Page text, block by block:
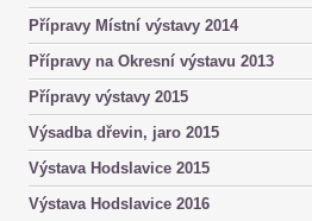
Přípravy Místní výstavy 2014
Přípravy na Okresní výstavu 2013
Přípravy výstavy 2015
Výsadba dřevin, jaro 2015
Výstava Hodslavice 2015
Výstava Hodslavice 2016